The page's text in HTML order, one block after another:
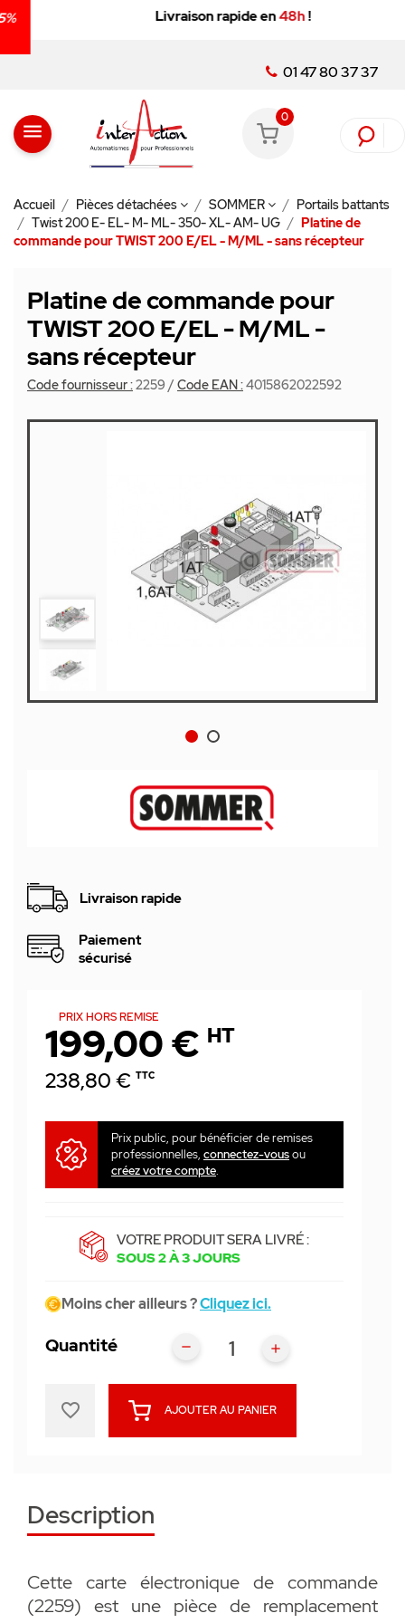
Livraison rapide en48h!
01 47 80 37 37
menu
0
Accueil Pièces détachées SOMMER
Portails battants
Twist 200 E- EL- M- ML- 350- XL- AM- UG
Platine de
commande pour TWIST 200 E/EL - M/ML - sans récepteur
Platine de commande pour
TWIST 200 E/EL - M/ML -
sans récepteur
Code fournisseur :2259 / Code EAN :4015862022592
Livraison rapide
Paiement
sécurisé
PRIX HORS REMISE
199,00 € HT
238,80 € TTC
Prix public, pour bénéficier de remises
professionnelles, connectez-vousou
créez votre compte.
VOTRE PRODUIT SERA LIVRÉ :
SOUS 2 À 3 JOURS
Moins cher ailleurs ?Cliquez ici.
Quantité
AJOUTER AU PANIER
favorite_border
Description
Cette carte électronique de commande
(2259) est une pièce de remplacement